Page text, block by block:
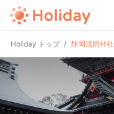
Holiday トップ 静岡浅間神社